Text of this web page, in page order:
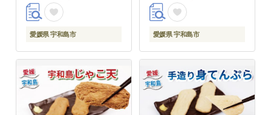
あげ巻 冷蔵 惣菜 おで
ん 具 出汁 だし 小分け
酒 おつまみ 肴 特産品
愛媛 宇和島 C010-
019007
愛媛県 宇和島市
具 出汁 だし 小分け 酒
おつまみ 肴 魚肉 水産
加工品 特産品 郷土料理
020008
愛媛県 宇和島市